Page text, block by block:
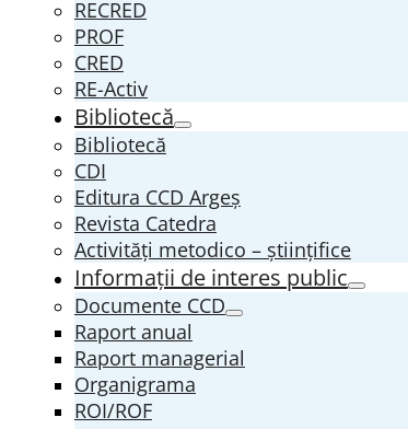
RECRED
PROF
CRED
RE-Activ
Bibliotecă
Bibliotecă
CDI
Editura CCD Argeş
Revista Catedra
Activități metodico – științifice
Informații de interes public
Documente CCD
Raport anual
Raport managerial
Organigrama
ROI/ROF